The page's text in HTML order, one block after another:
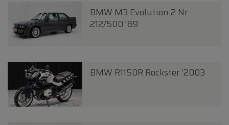
BMW M3 Evolution 2 Nr.
212/500 '89
BMW R1150R Rockster '2003